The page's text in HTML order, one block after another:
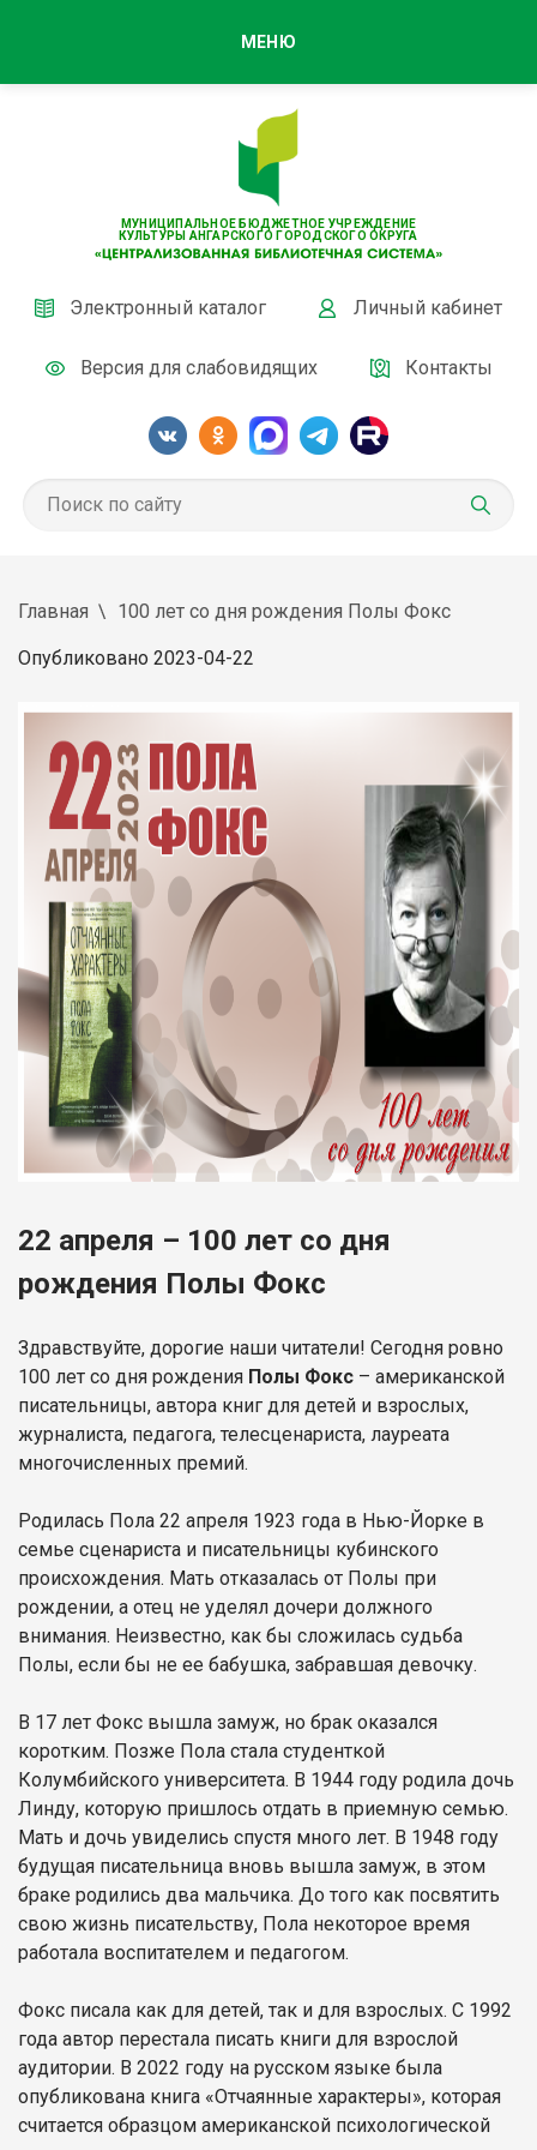
МУНИЦИПАЛЬНОЕ БЮДЖЕТНОЕ УЧРЕЖДЕНИЕ
КУЛЬТУРЫ АНГАРСКОГО ГОРОДСКОГО ОКРУГА
Электронный каталог Личный кабинет
Версия для слабовидящих Контакты
МЕНЮ
Главная 100 лет со дня рождения Полы Фокс
Опубликовано 2023-04-22
22 апреля – 100 лет со дня
рождения Полы Фокс
Здравствуйте, дорогие наши читатели! Сегодня ровно
100 лет со дня рождения Полы Фокс – американской
писательницы, автора книг для детей и взрослых,
журналиста, педагога, телесценариста, лауреата
многочисленных премий.
Родилась Пола 22 апреля 1923 года в Нью-Йорке в
семье сценариста и писательницы кубинского
происхождения. Мать отказалась от Полы при
рождении, а отец не уделял дочери должного
внимания. Неизвестно, как бы сложилась судьба
Полы, если бы не ее бабушка, забравшая девочку.
В 17 лет Фокс вышла замуж, но брак оказался
коротким. Позже Пола стала студенткой
Колумбийского университета. В 1944 году родила дочь
Линду, которую пришлось отдать в приемную семью.
Мать и дочь увиделись спустя много лет. В 1948 году
будущая писательница вновь вышла замуж, в этом
браке родились два мальчика. До того как посвятить
свою жизнь писательству, Пола некоторое время
работала воспитателем и педагогом.
Фокс писала как для детей, так и для взрослых. С 1992
года автор перестала писать книги для взрослой
аудитории. В 2022 году на русском языке была
опубликована книга «Отчаянные характеры», которая
считается образцом американской психологической